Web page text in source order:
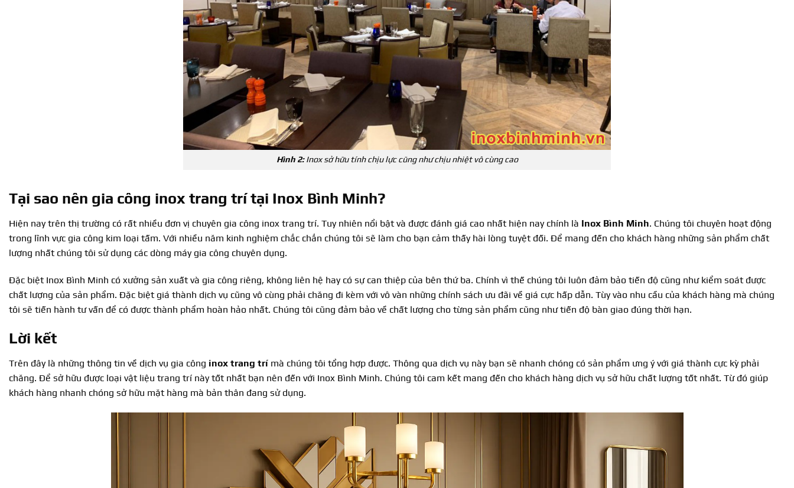
Hình 2:Inox sở hữu tính chịu lực cũng như chịu nhiệt vô cùng cao
Tại sao nên gia công inox trang trí tại Inox Bình Minh?
Hiện nay trên thị trường có rất nhiều đơn vị chuyên gia công inox trang trí. Tuy nhiên nổi bật và được đánh giá cao nhất hiện nay chính là Inox Bình Minh. Chúng tôi chuyên hoạt động
trong lĩnh vực gia công kim loại tấm. Với nhiều năm kinh nghiệm chắc chắn chúng tôi sẽ làm cho bạn cảm thấy hài lòng tuyệt đối. Để mang đến cho khách hàng những sản phẩm chất
lượng nhất chúng tôi sử dụng các dòng máy gia công chuyên dụng.
Đặc biệt Inox Bình Minh có xưởng sản xuất và gia công riêng, không liên hệ hay có sự can thiệp của bên thứ ba. Chính vì thế chúng tôi luôn đảm bảo tiến độ cũng như kiểm soát được
chất lượng của sản phẩm. Đặc biệt giá thành dịch vụ cũng vô cùng phải chăng đi kèm với vô vàn những chính sách ưu đãi về giá cực hấp dẫn. Tùy vào nhu cầu của khách hàng mà chúng
tôi sẽ tiến hành tư vấn để có được thành phẩm hoàn hảo nhất. Chúng tôi cũng đảm bảo về chất lượng cho từng sản phẩm cũng như tiến độ bàn giao đúng thời hạn.
Lời kết
Trên đây là những thông tin về dịch vụ gia công inox trang trí mà chúng tôi tổng hợp được. Thông qua dịch vụ này bạn sẽ nhanh chóng có sản phẩm ưng ý với giá thành cực kỳ phải
chăng. Để sở hữu được loại vật liệu trang trí này tốt nhất bạn nên đến với Inox Bình Minh. Chúng tôi cam kết mang đến cho khách hàng dịch vụ sở hữu chất lượng tốt nhất. Từ đó giúp
khách hàng nhanh chóng sở hữu mặt hàng mà bản thân đang sử dụng.